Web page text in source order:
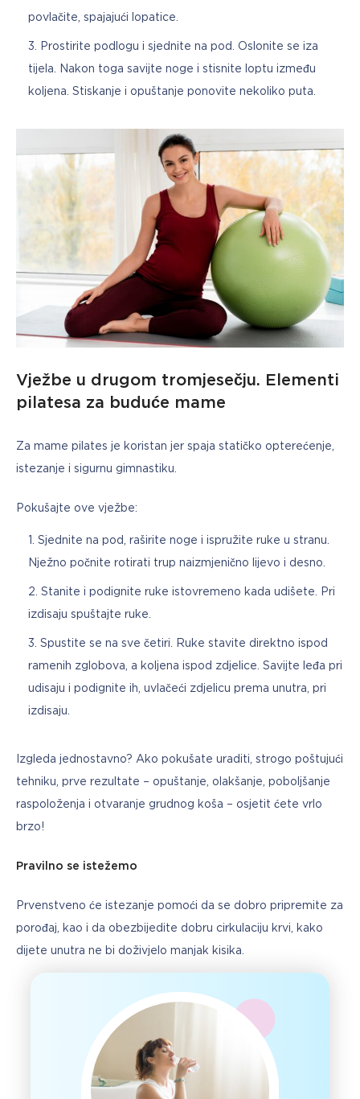
povlačite, spajajući lopatice.
Prostirite podlogu i sjednite na pod. Oslonite se iza
tijela. Nakon toga savijte noge i stisnite loptu između
koljena. Stiskanje i opuštanje ponovite nekoliko puta.
Vježbe u drugom tromjesečju. Elementi
pilatesa za buduće mame
Za mame pilates je koristan jer spaja statičko opterećenje,
istezanje i sigurnu gimnastiku.
Pokušajte ove vježbe:
Sjednite na pod, raširite noge i ispružite ruke u stranu.
Nježno počnite rotirati trup naizmjenično lijevo i desno.
Stanite i podignite ruke istovremeno kada udišete. Pri
izdisaju spuštajte ruke.
Spustite se na sve četiri. Ruke stavite direktno ispod
ramenih zglobova, a koljena ispod zdjelice. Savijte leđa pri
udisaju i podignite ih, uvlačeći zdjelicu prema unutra, pri
izdisaju.
Izgleda jednostavno? Ako pokušate uraditi, strogo poštujući
tehniku, prve rezultate – opuštanje, olakšanje, poboljšanje
raspoloženja i otvaranje grudnog koša – osjetit ćete vrlo
brzo!
Pravilno se istežemo
Prvenstveno će istezanje pomoći da se dobro pripremite za
porođaj, kao i da obezbijedite dobru cirkulaciju krvi, kako
dijete unutra ne bi doživjelo manjak kisika.